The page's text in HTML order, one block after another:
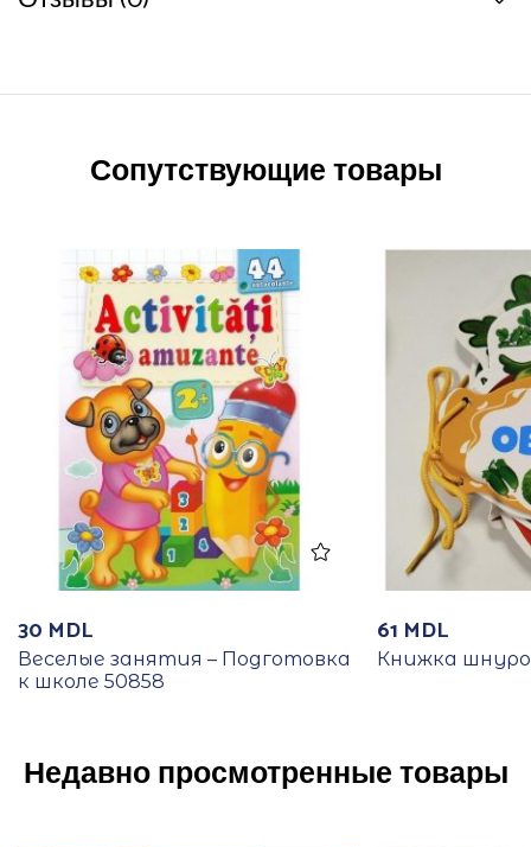
Сопутствующие товары
30 MDL
Веселые занятия – Подготовка
к школе 50858
61 MDL
Книжка
Недавно просмотренные товары